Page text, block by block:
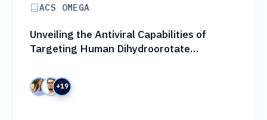
ACS OMEGA
Unveiling the Antiviral Capabilities of
Targeting Human Dihydroorotate
+19